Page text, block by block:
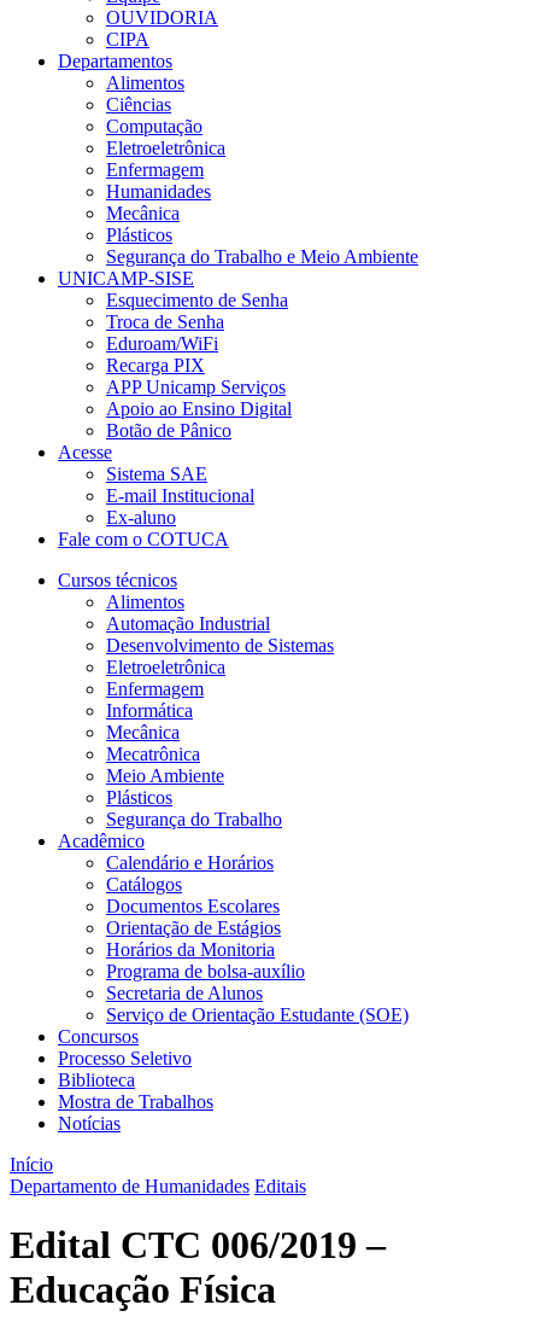
OUVIDORIA
CIPA
Departamentos
Alimentos
Ciências
Computação
Eletroeletrônica
Enfermagem
Humanidades
Mecânica
Plásticos
Segurança do Trabalho e Meio Ambiente
UNICAMP-SISE
Esquecimento de Senha
Troca de Senha
Eduroam/WiFi
Recarga PIX
APP Unicamp Serviços
Apoio ao Ensino Digital
Botão de Pânico
Acesse
Sistema SAE
E-mail Institucional
Ex-aluno
Fale com o COTUCA
Cursos técnicos
Alimentos
Automação Industrial
Desenvolvimento de Sistemas
Eletroeletrônica
Enfermagem
Informática
Mecânica
Mecatrônica
Meio Ambiente
Plásticos
Segurança do Trabalho
Acadêmico
Calendário e Horários
Catálogos
Documentos Escolares
Orientação de Estágios
Horários da Monitoria
Programa de bolsa-auxílio
Secretaria de Alunos
Serviço de Orientação Estudante (SOE)
Concursos
Processo Seletivo
Biblioteca
Mostra de Trabalhos
Notícias
Início
Departamento de Humanidades Editais
Edital CTC 006/2019 –
Educação Física